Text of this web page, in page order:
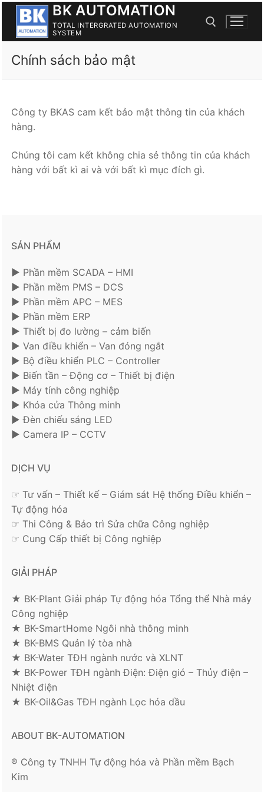
Skip
content
BK AUTOMATION
TOTAL INTERGRATED AUTOMATION
SYSTEM
Chính sách bảo mật
Công ty BKAS cam kết bảo mật thông tin của khách
hàng.
Chúng tôi cam kết không chia sẻ thông tin của khách
hàng với bất kì ai và với bất kì mục đích gì.
SẢN PHẨM
► Phần mềm SCADA – HMI
► Phần mềm PMS – DCS
► Phần mềm APC – MES
► Phần mềm ERP
► Thiết bị đo lường – cảm biến
► Van điều khiển – Van đóng ngắt
► Bộ điều khiển PLC – Controller
► Biến tần – Động cơ – Thiết bị điện
► Máy tính công nghiệp
► Khóa cửa Thông minh
► Đèn chiếu sáng LED
► Camera IP – CCTV
DỊCH VỤ
☞ Tư vấn – Thiết kế – Giám sát Hệ thống Điều khiển –
Tự động hóa
☞ Thi Công & Bảo trì Sửa chữa Công nghiệp
☞ Cung Cấp thiết bị Công nghiệp
GIẢI PHÁP
★ BK-Plant Giải pháp Tự động hóa Tổng thể Nhà máy
Công nghiệp
★ BK-SmartHome Ngôi nhà thông minh
★ BK-BMS Quản lý tòa nhà
★ BK-Water TĐH ngành nước và XLNT
★ BK-Power TĐH ngành Điện: Điện gió – Thủy điện –
Nhiệt điện
★ BK-Oil&Gas TĐH ngành Lọc hóa dầu
ABOUT BK-AUTOMATION
® Công ty TNHH Tự động hóa và Phần mềm Bạch
Kim